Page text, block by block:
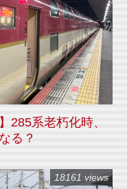
285系老朽化時、
る？
18161 views